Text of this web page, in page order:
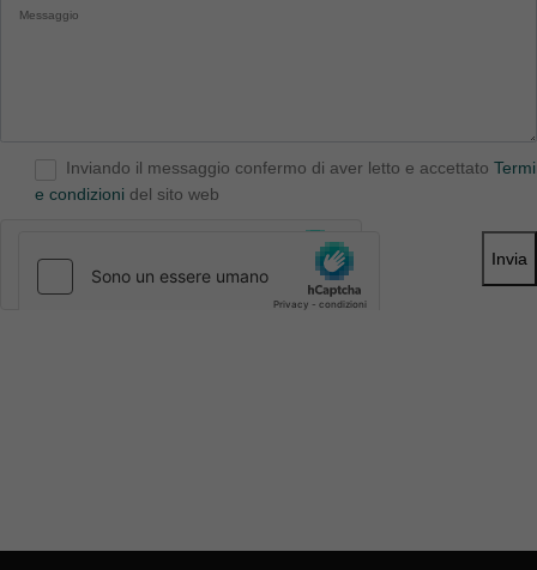
Inviando il messaggio confermo di aver letto e accettato
e condizioni del sito web
Invia